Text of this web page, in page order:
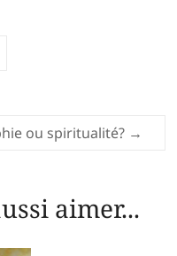
ou spiritualité? →
aimer...